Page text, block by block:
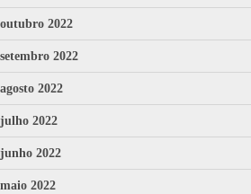
outubro 2022
setembro 2022
agosto 2022
julho 2022
junho 2022
maio 2022